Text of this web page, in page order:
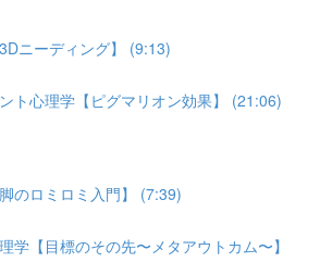
ニーディング】 (9:13)
ト心理学【ピグマリオン効果】 (21:06)
のロミロミ入門】 (7:39)
学【目標のその先〜メタアウトカム〜】